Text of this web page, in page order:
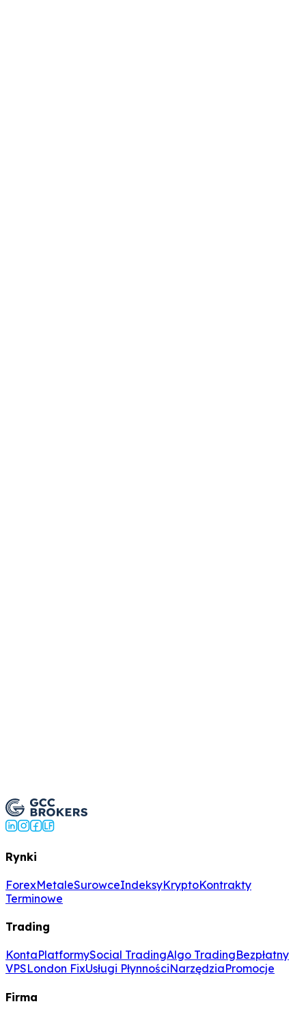
Rynki
ForexMetaleSurowceIndeksyKryptoKontrakty
Terminowe
Trading
KontaPlatformySocial TradingAlgo TradingBezpłatny
VPSLondon FixUsługi PłynnościNarzędziaPromocje
Firma